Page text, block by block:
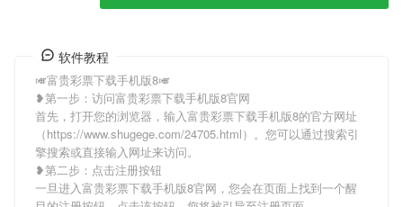
软件教程
🎺富贵彩票下载手机版8🎺
❥第一步：访问富贵彩票下载手机版8官网
首先，打开您的浏览器，输入富贵彩票下载手机版8的官方网址
（https://www.shugege.com/24705.html）。您可以通过搜索引
擎搜索或直接输入网址来访问。
❥第二步：点击注册按钮
一旦进入富贵彩票下载手机版8官网，您会在页面上找到一个醒